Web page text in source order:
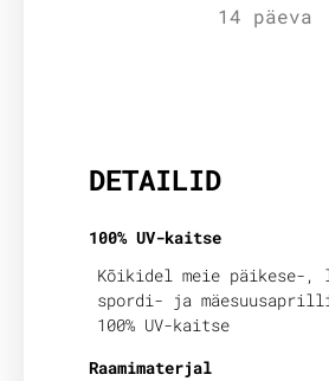
14 päeva
DETAILID
100% UV-kaitse
Kõikidel meie päikese-,
spordi- ja
100% UV-kaitse
Raamimaterjal